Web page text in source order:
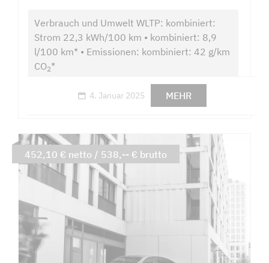
Verbrauch und Umwelt WLTP: kombiniert:
Strom 22,3 kWh/100 km • kombiniert: 8,9
l/100 km* • Emissionen: kombiniert: 42 g/km
CO2*
4. Januar 2025 MEHR
452,10 € netto / 538,-- € brutto